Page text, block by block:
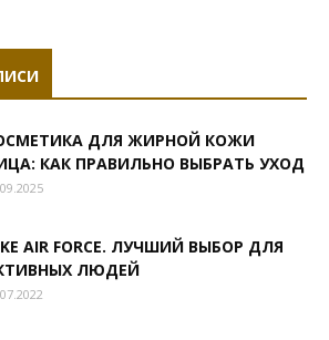
ДЛЯ ЖИРНОЙ КОЖИ
КАК ПРАВИЛЬНО ВЫБРАТЬ УХОД
AIR FORCE. ЛУЧШИЙ ВЫБОР ДЛЯ
ЛЮДЕЙ